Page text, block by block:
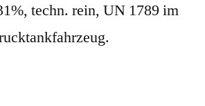
techn. rein, UN 1789 im